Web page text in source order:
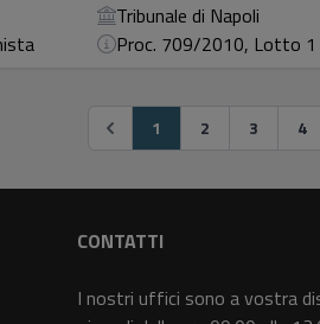
Tribunale di Napoli
Proc. 709/2010, Lotto 1
1 2 3 4
CONTATTI
I nostri uffici sono a vostra